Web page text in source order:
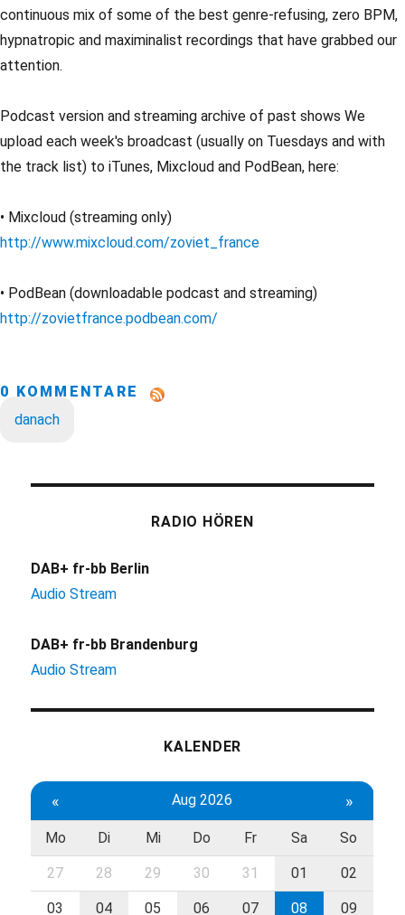
continuous mix of some of the best genre-refusing, zero BPM,
hypnatropic and maximinalist recordings that have grabbed our
attention.
Podcast version and streaming archive of past shows We
upload each week's broadcast (usually on Tuesdays and with
the track list) to iTunes, Mixcloud and PodBean, here:
• Mixcloud (streaming only)
http://www.mixcloud.com/zoviet_france
• PodBean (downloadable podcast and streaming)
http://zovietfrance.podbean.com/
0 KOMMENTARE
danach
RADIO HÖREN
DAB+ fr-bb Berlin
Audio Stream
DAB+ fr-bb Brandenburg
Audio Stream
KALENDER
« Aug 2026 »
Mo Di Mi Do Fr Sa So
27 28 29 30 31 01 02
03 04 05 06 07 08 09